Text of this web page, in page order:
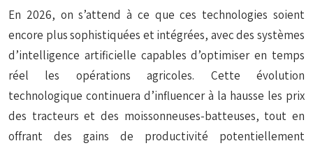
En 2026, on s’attend à ce que ces technologies soient
encore plus sophistiquées et intégrées, avec des systèmes
d’intelligence artificielle capables d’optimiser en temps
réel les opérations agricoles. Cette évolution
technologique continuera d’influencer à la hausse les prix
des tracteurs et des moissonneuses-batteuses, tout en
offrant des gains de productivité potentiellement